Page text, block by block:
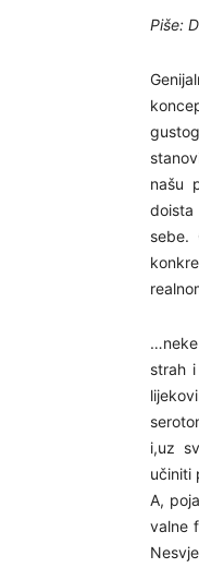
Piše:
našu
sebe.
strah
i,uz
učiniti
A,
valne